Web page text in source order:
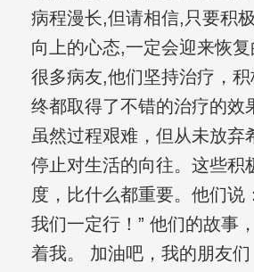
病程漫长,但请相信,只要积
向上的心态,一定会迎来恢
很多病友,他们坚持治疗，积
终都取得了不错的治疗的效
虽然过程艰难，但从未放弃
停止对生活的向往。这些积
度，比什么都重要。他们说
我们一定行！” 他们的故事
着我。 加油吧，我的朋友